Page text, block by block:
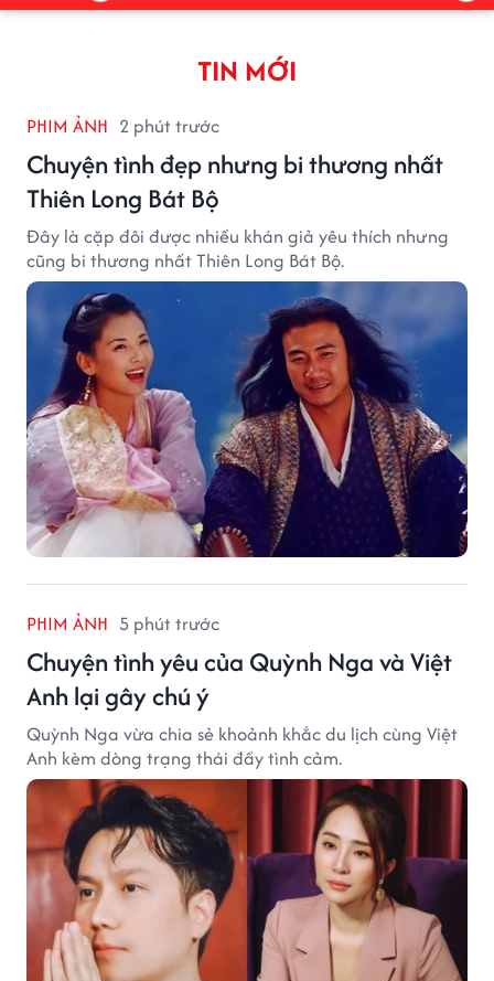
TIN MỚI
PHIM ẢNH 2 phút trước
Chuyện tình đẹp nhưng bi thương nhất
Thiên Long Bát Bộ
Đây là cặp đôi được nhiều khán giả yêu thích nhưng
cũng bi thương nhất Thiên Long Bát Bộ.
PHIM ẢNH 5 phút trước
Chuyện tình yêu của Quỳnh Nga và Việt
Anh lại gây chú ý
Quỳnh Nga vừa chia sẻ khoảnh khắc du lịch cùng Việt
Anh kèm dòng trạng thái đầy tình cảm.